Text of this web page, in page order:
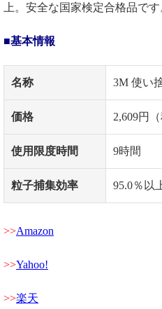
上。安全な国家検定合格品です
■基本情報
名称 3M 使い
価格 2,609円
使用限度時間 9時間
粒子捕集効率 95.0％以
Amazon
Yahoo!
楽天